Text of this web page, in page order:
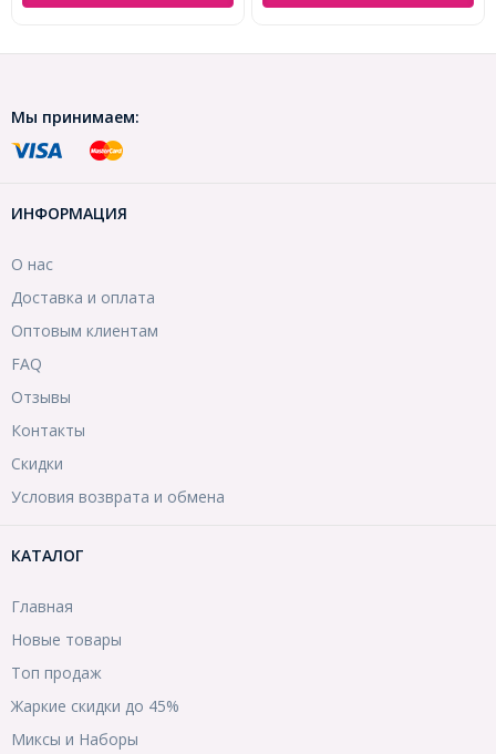
Мы принимаем:
ИНФОРМАЦИЯ
О нас
Доставка и оплата
Оптовым клиентам
FAQ
Отзывы
Контакты
Скидки
Условия возврата и обмена
КАТАЛОГ
Главная
Новые товары
Топ продаж
Жаркие скидки до 45%
Миксы и Наборы